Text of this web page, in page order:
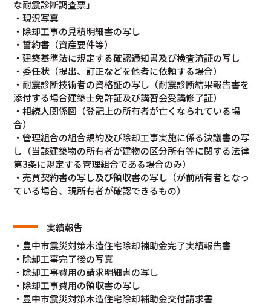
な耐震診断調査票」
・現況写真
・除却工事の見積明細書の写し
・誓約書（資産要件等）
・建築基準法に規定する確認通知書及び検査済証の写し
・委任状（提出、訂正などを他者に依頼する場合）
・耐震診断技術者の資格証の写し（耐震診断結果報告書を
添付する場合建築士免許証及び講習会受講修了証）
・相続人関係図（登記上の所有者が亡くなられている場
合）
・管理組合の組合規約及び除却工事実施に係る決議書の写
し（当該建築物の所有者が建物の区分所有等に関する法律
第3条に規定する管理組合である場合のみ）
・売買契約書の写し及び領収書の写し（が前所有者となっ
ている場合、現所有者が確認できるもの）
実績報告
・豊中市震災対策木造住宅除却補助金完了実績報告書
・除却工事完了後の写真
・除却工事費用の請求明細書の写し
・除却工事費用の領収書の写し
・豊中市震災対策木造住宅除却補助金交付請求書